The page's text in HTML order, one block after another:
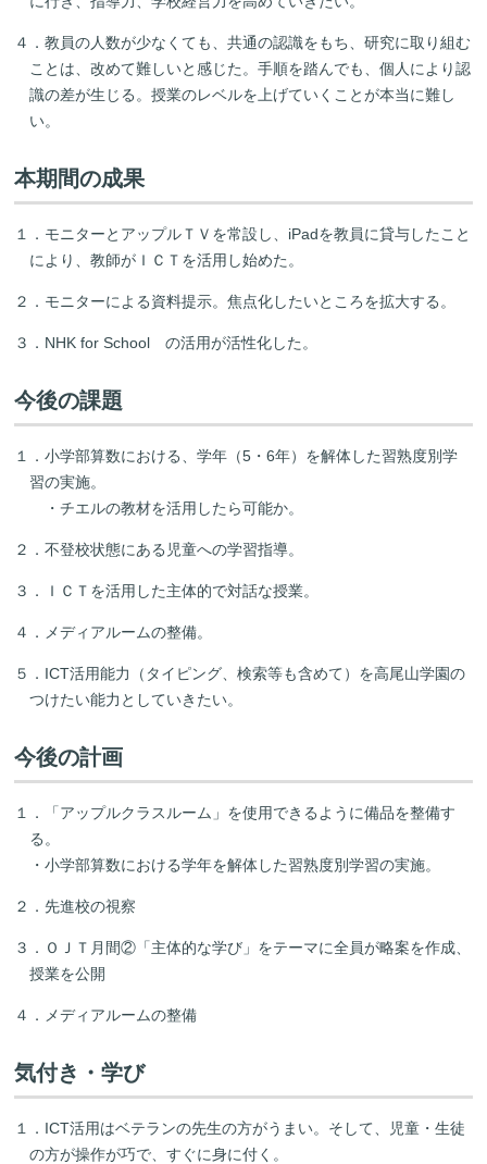
４．教員の人数が少なくても、共通の認識をもち、研究に取り組む
ことは、改めて難しいと感じた。手順を踏んでも、個人により認
識の差が生じる。授業のレベルを上げていくことが本当に難し
い。
本期間の成果
１．モニターとアップルＴＶを常設し、iPadを教員に貸与したこと
により、教師がＩＣＴを活用し始めた。
２．モニターによる資料提示。焦点化したいところを拡大する。
３．NHK for School の活用が活性化した。
今後の課題
１．小学部算数における、学年（5・6年）を解体した習熟度別学
習の実施。
・チエルの教材を活用したら可能か。
２．不登校状態にある児童への学習指導。
３．ＩＣＴを活用した主体的で対話な授業。
４．メディアルームの整備。
５．ICT活用能力（タイピング、検索等も含めて）を高尾山学園の
つけたい能力としていきたい。
今後の計画
１．「アップルクラスルーム」を使用できるように備品を整備す
る。
・小学部算数における学年を解体した習熟度別学習の実施。
２．先進校の視察
３．ＯＪＴ月間②「主体的な学び」をテーマに全員が略案を作成、
授業を公開
４．メディアルームの整備
気付き・学び
１．ICT活用はベテランの先生の方がうまい。そして、児童・生徒
の方が操作が巧で、すぐに身に付く。